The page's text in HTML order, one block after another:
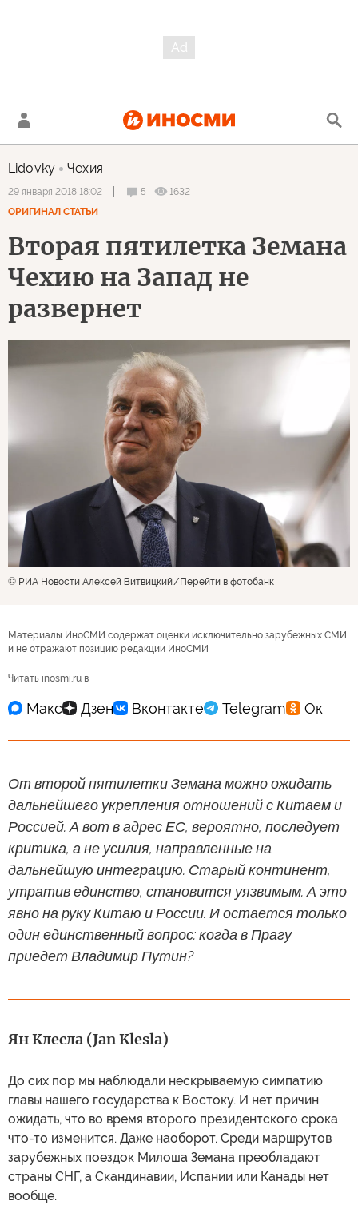
Lidovky Чехия
29 января 2018 18:02 5
1632
ОРИГИНАЛ СТАТЬИ
Вторая пятилетка Земана
Чехию на Запад не
развернет
© РИА Новости Алексей Витвицкий Перейти в фотобанк
Материалы ИноСМИ содержат оценки исключительно зарубежных СМИ
и не отражают позицию редакции ИноСМИ
Читать inosmi.ru в
От второй пятилетки Земана можно ожидать
дальнейшего укрепления отношений с Китаем и
Россией. А вот в адрес ЕС, вероятно, последует
критика, а не усилия, направленные на
дальнейшую интеграцию. Старый континент,
утратив единство, становится уязвимым. А это
явно на руку Китаю и России. И остается только
один единственный вопрос: когда в Прагу
приедет Владимир Путин?
Ян Клесла (Jan Klesla)
До сих пор мы наблюдали нескрываемую симпатию
главы нашего государства к Востоку. И нет причин
ожидать, что во время второго президентского срока
что-то изменится. Даже наоборот. Среди маршрутов
зарубежных поездок Милоша Земана преобладают
страны СНГ, а Скандинавии, Испании или Канады нет
вообще.